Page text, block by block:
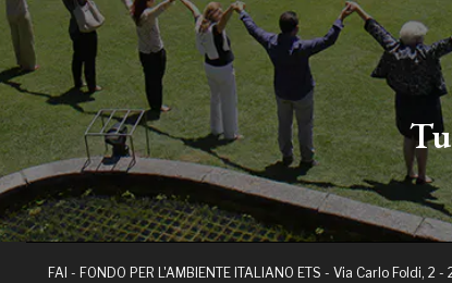
FAI - FONDO PER L'AMBIENTE ITALIANO ETS - Via Carlo Foldi, 2